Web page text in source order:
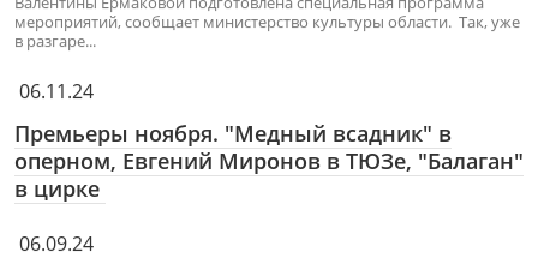
мероприятий, сообщает министерство культуры области. Так, уже
в разгаре...
06.11.24
Премьеры ноября. "Медный всадник" в
оперном, Евгений Миронов в ТЮЗе, "Балаган"
в цирке
06.09.24